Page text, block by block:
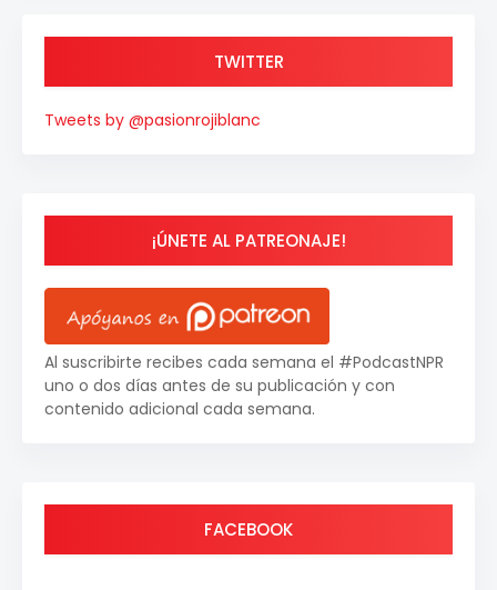
TWITTER
Tweets by @pasionrojiblanc
¡ÚNETE AL PATREONAJE!
Al suscribirte recibes cada semana el #PodcastNPR
uno o dos días antes de su publicación y con
contenido adicional cada semana.
FACEBOOK